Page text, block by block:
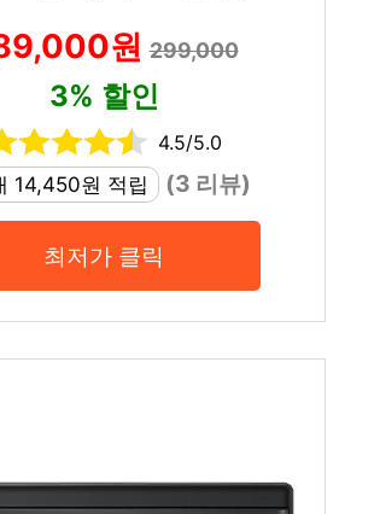
원299,000
3% 할인
4.5/5.0
14,450원 적립
(3 리뷰)
최저가 클릭